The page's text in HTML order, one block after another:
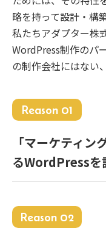
略を持って設計・構
私たちアダプター株
WordPress制作のパ
の制作会社にはない
Reason 01
「マーケティン
るWordPressを
Reason 02